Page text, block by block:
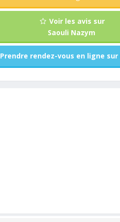
Voir les avis sur
Saouli Nazym
Prendre rendez-vous en ligne